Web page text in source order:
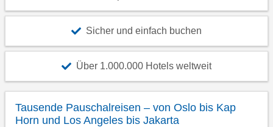
Sicher und einfach buchen
Über 1.000.000 Hotels weltweit
Tausende Pauschalreisen – von Oslo bis Kap
Horn und Los Angeles bis Jakarta